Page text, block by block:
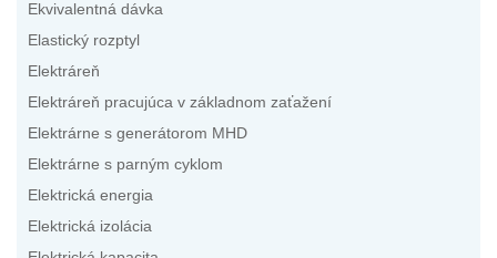
Ekvivalentná dávka
Elastický rozptyl
Elektráreň
Elektráreň pracujúca v základnom zaťažení
Elektrárne s generátorom MHD
Elektrárne s parným cyklom
Elektrická energia
Elektrická izolácia